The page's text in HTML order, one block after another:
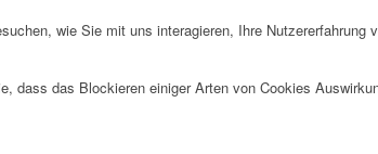
wie Sie mit uns interagieren, Ihre Nutzererfahrung
dass das Blockieren einiger Arten von Cookies